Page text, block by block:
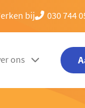
bij 030 744
ons